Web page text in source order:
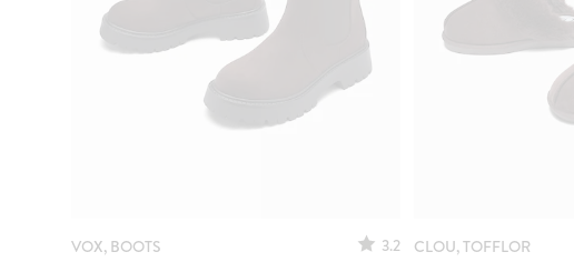
VOX, BOOTS 3.2 CLOU, TOFFLOR